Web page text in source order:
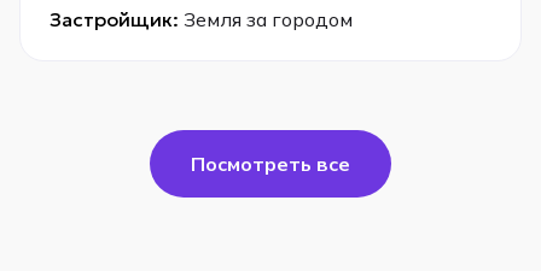
Застройщик: Земля за городом
Посмотреть все